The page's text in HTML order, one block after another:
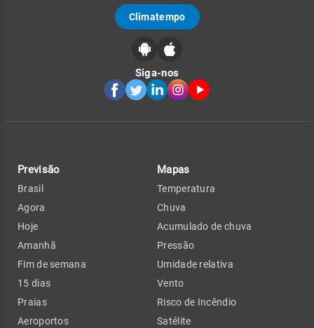
Climatempo
Siga-nos
Previsão
Brasil
Agora
Hoje
Amanhã
Fim de semana
15 dias
Praias
Aeroportos
Mapas
Temperatura
Chuva
Acumulado de chuva
Pressão
Umidade relativa
Vento
Risco de Incêndio
Satélite